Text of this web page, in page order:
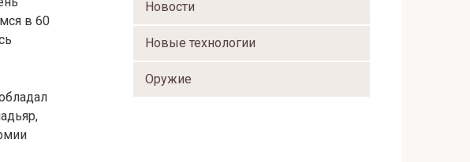
в 60
Новости
Новые технологии
Оружие